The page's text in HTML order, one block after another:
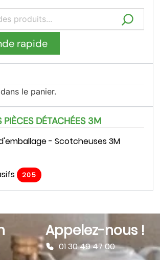
rapide
le panier.
PIÈCES DÉTACHÉES 3M
- Scotcheuses 3M
205
Appelez-nous !
01 30 49 47 00